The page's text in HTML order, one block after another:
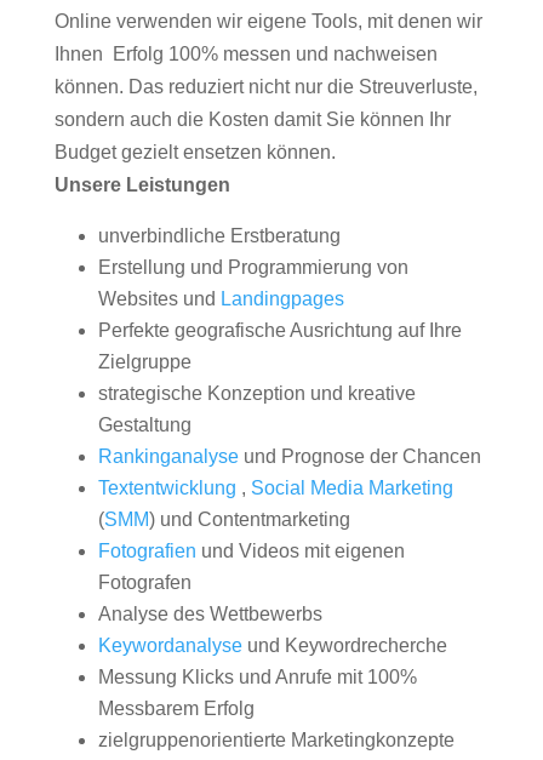
Online verwenden wir eigene Tools, mit denen wir
Ihnen Erfolg 100% messen und nachweisen
können. Das reduziert nicht nur die Streuverluste,
sondern auch die Kosten damit Sie können Ihr
Budget gezielt ensetzen können.
Unsere Leistungen
unverbindliche Erstberatung
Erstellung und Programmierung von
Websites und Landingpages
Perfekte geografische Ausrichtung auf Ihre
Zielgruppe
strategische Konzeption und kreative
Gestaltung
Rankinganalyseund Prognose der Chancen
Textentwicklung , Social Media Marketing
(SMM) und Contentmarketing
Fotografien und Videos mit eigenen
Fotografen
Analyse des Wettbewerbs
Keywordanalyseund Keywordrecherche
Messung Klicks und Anrufe mit 100%
Messbarem Erfolg
zielgruppenorientierte Marketingkonzepte